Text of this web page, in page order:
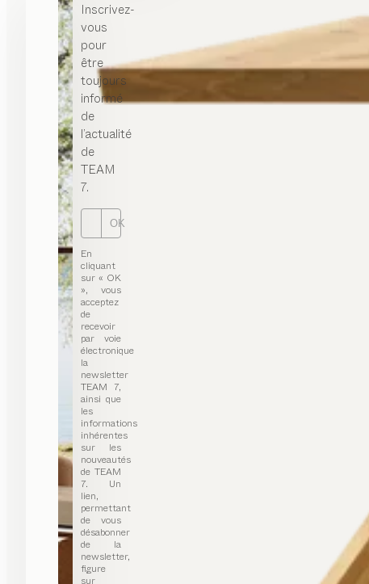
Inscrivez-
vous
pour
être
toujours
informé
de
l’actualité
de
TEAM
7.
OK
En
cliquant
sur « OK
», vous
acceptez
de
recevoir
par voie
électronique
la
newsletter
TEAM 7,
ainsi que
les
informations
inhérentes
sur les
nouveautés
de TEAM
7. Un
lien,
permettant
de vous
désabonner
de la
newsletter,
figure
sur